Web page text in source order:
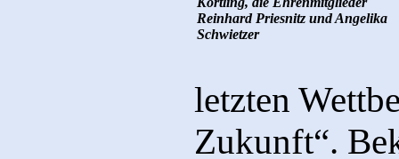
Reinhard Priesnitz und Angelika
Schwietzer
letzten
Zukunft“.